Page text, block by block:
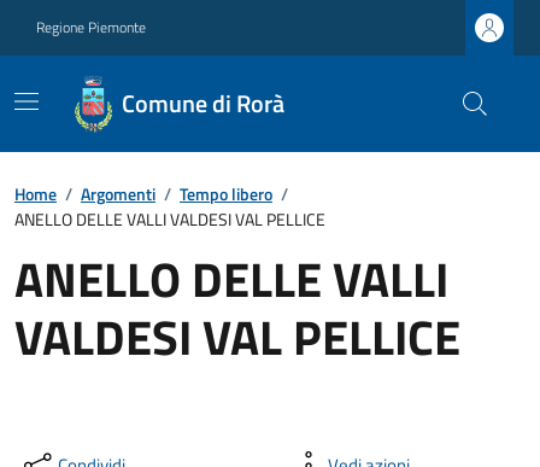
Regione Piemonte
Comune di Rorà
Home / Argomenti / Tempo libero /
ANELLO DELLE VALLI VALDESI VAL PELLICE
ANELLO DELLE VALLI
VALDESI VAL PELLICE